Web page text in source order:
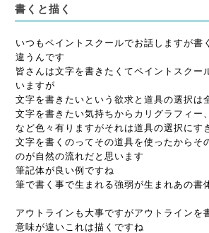
書くと描く
いつもペイントスクールでお話しますが書
違うんです
皆さんは文字を書きたくてペイントスクー
いますが
文字を書きたいという欲求と道具の選択は
文字を書きたい気持ちからカリグラフィー
など色々有りますがそれは道具の選択にす
文字を書くのってその道具を使ったからそ
のが自然の流れだと思います
筆記体が良い例ですね
筆で書く事で生まれる強弱が生まれあの書
アウトラインも大事ですがアウトラインを
意味が違いこれは描くですね